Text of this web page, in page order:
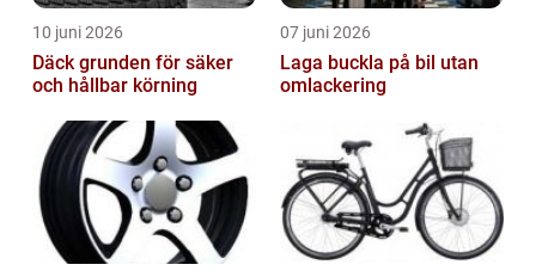
10 juni 2026
Däck grunden för säker
och hållbar körning
07 juni 2026
Laga buckla på bil utan
omlackering